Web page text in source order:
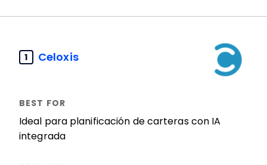
1 Celoxis
Ideal para planificación de carteras con IA
integrada